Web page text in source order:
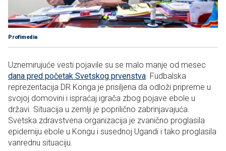
Profimedia
Uznemirujuće vesti pojavile su se malo manje od mesec
dana pred početak Svetskog prvenstva . Fudbalska
reprezentacija DR Konga je prisiljena da odloži pripreme u
svojoj domovini i ispraćaj igrača zbog pojave ebole u
državi. Situacija u zemlji je poprilično zabrinjavajuća.
Svetska zdravstvena organizacija je zvanično proglasila
epidemiju ebole u Kongu i susednoj Ugandi i tako proglasila
vanrednu situaciju.